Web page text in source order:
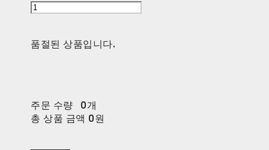
품절된 상품입니다.
주문 수량
0개
총 상품 금액 0원